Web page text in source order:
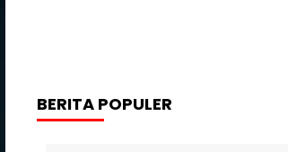
BERITA POPULER